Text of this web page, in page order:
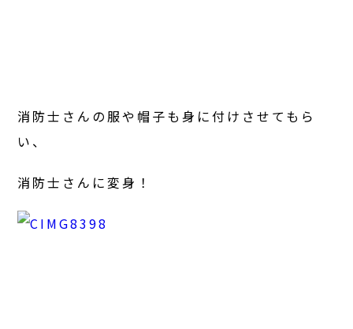
消防士さんの服や帽子も身に付けさせてもら
い、
消防士さんに変身！